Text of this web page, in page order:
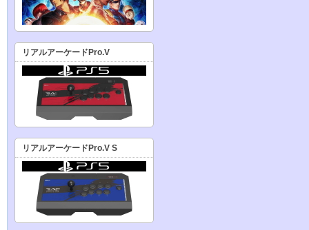
リアルアーケードPro.V
リアルアーケードPro.V S